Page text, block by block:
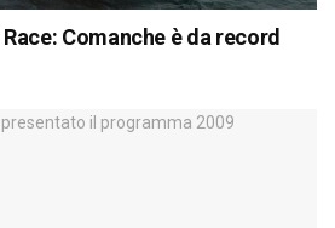
Comanche è da record